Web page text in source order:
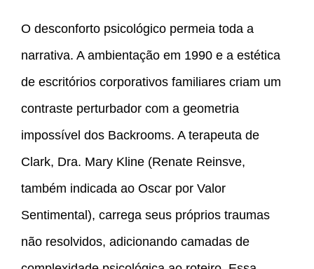
O desconforto psicológico permeia toda a
narrativa. A ambientação em 1990 e a estética
de escritórios corporativos familiares criam um
contraste perturbador com a geometria
impossível dos Backrooms. A terapeuta de
Clark, Dra. Mary Kline (Renate Reinsve,
também indicada ao Oscar por Valor
Sentimental), carrega seus próprios traumas
não resolvidos, adicionando camadas de